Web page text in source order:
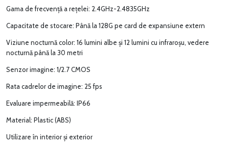
Gama de frecvență a rețelei: 2.4GHz-2.4835GHz
Capacitate de stocare: Până la 128G pe card de expansiune extern
Viziune nocturnă color: 16 lumini albe și 12 lumini cu infraroșu, vedere
nocturnă până la 30 metri
Senzor imagine: 1/2.7 CMOS
Rata cadrelor de imagine: 25 fps
Evaluare impermeabilă: IP66
Material: Plastic (ABS)
Utilizare în interior și exterior